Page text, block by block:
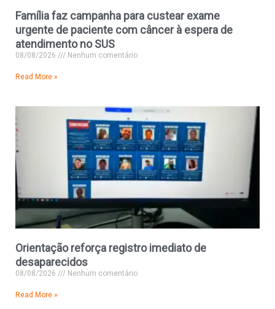
Família faz campanha para custear exame
urgente de paciente com câncer à espera de
atendimento no SUS
08/08/2026 Nenhum comentário
Read More »
Orientação reforça registro imediato de
desaparecidos
08/08/2026 Nenhum comentário
Read More »